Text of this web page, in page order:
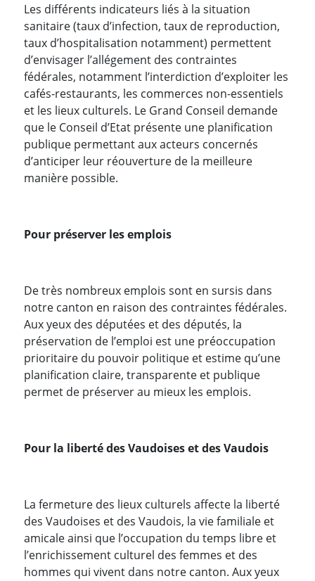
Les différents indicateurs liés à la situation
sanitaire (taux d’infection, taux de reproduction,
taux d’hospitalisation notamment) permettent
d’envisager l’allégement des contraintes
fédérales, notamment l’interdiction d’exploiter les
cafés-restaurants, les commerces non-essentiels
et les lieux culturels. Le Grand Conseil demande
que le Conseil d’Etat présente une planification
publique permettant aux acteurs concernés
d’anticiper leur réouverture de la meilleure
manière possible.
Pour préserver les emplois
De très nombreux emplois sont en sursis dans
notre canton en raison des contraintes fédérales.
Aux yeux des députées et des députés, la
préservation de l’emploi est une préoccupation
prioritaire du pouvoir politique et estime qu’une
planification claire, transparente et publique
permet de préserver au mieux les emplois.
Pour la liberté des Vaudoises et des Vaudois
La fermeture des lieux culturels affecte la liberté
des Vaudoises et des Vaudois, la vie familiale et
amicale ainsi que l’occupation du temps libre et
l’enrichissement culturel des femmes et des
hommes qui vivent dans notre canton. Aux yeux